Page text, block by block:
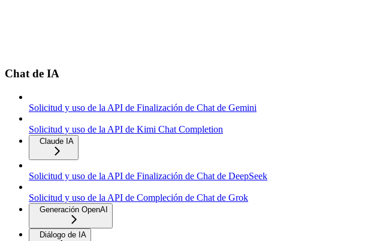
Chat de IA
Solicitud y uso de la API de Finalización de Chat de Gemini
Solicitud y uso de la API de Kimi Chat Completion
Claude IA
Solicitud y uso de la API de Finalización de Chat de DeepSeek
Solicitud y uso de la API de Compleción de Chat de Grok
Generación OpenAI
Diálogo de IA